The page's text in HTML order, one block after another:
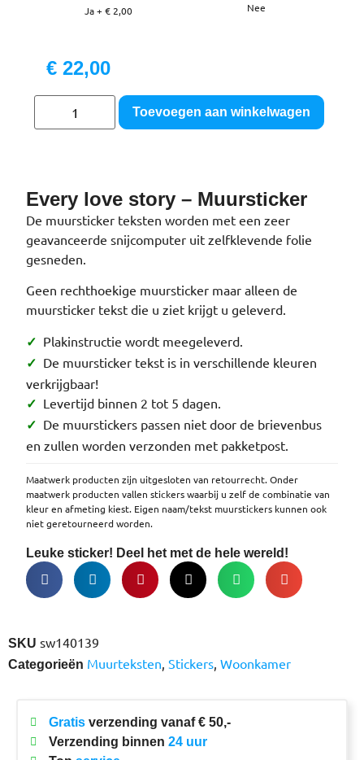
Ja+€ 2,00 Nee
€ 22,00
Toevoegen aan winkelwagen
Every love story – Muursticker
De muursticker teksten worden met een zeer
geavanceerde snijcomputer uit zelfklevende folie
gesneden.
Geen rechthoekige muursticker maar alleen de
muursticker tekst die u ziet krijgt u geleverd.
✓ Plakinstructie wordt meegeleverd.
✓ De muursticker tekst is in verschillende kleuren
verkrijgbaar!
✓ Levertijd binnen 2 tot 5 dagen.
✓ De muurstickers passen niet door de brievenbus
en zullen worden verzonden met pakketpost.
Maatwerk producten zijn uitgesloten van retourrecht. Onder
maatwerk producten vallen stickers waarbij u zelf de combinatie van
kleur en afmeting kiest. Eigen naam/tekst muurstickers kunnen ook
niet geretourneerd worden.
Leuke sticker! Deel het met de hele wereld!
SKU sw140139
Categorieën Muurteksten Stickers Woonkamer
Gratisverzending vanaf € 50,-
Verzending binnen 24 uur